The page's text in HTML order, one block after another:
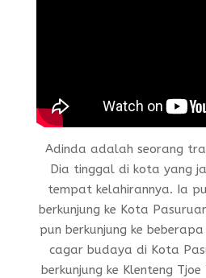
Adinda adalah seorang
Dia tinggal di kota yang
tempat kelahirannya. Ia
berkunjung ke Kota
pun berkunjung ke
cagar budaya di Kota
berkunjung ke Klenteng Tjoe